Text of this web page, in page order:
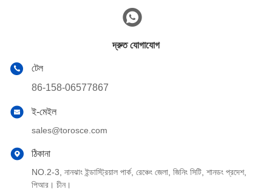
দ্রুত যোগাযোগ
টেল
86-158-06577867
ই-মেইল
sales@torosce.com
ঠিকানা
NO.2-3, নানঝাং ইন্ডাস্ট্রিয়াল পার্ক, রেঞ্চেং জেলা, জিনিং সিটি, শানডং প্রদেশ,
পিআর। চীন।